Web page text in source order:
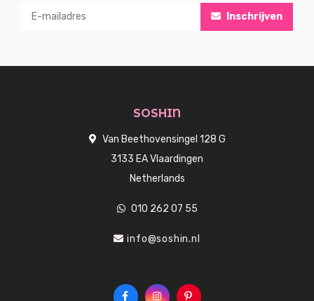
Inschrijven
SOSHIN
Van Beethovensingel 128 G
3133 EA Vlaardingen
Netherlands
010 262 07 55
info@soshin.nl